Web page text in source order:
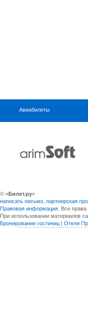
Авиабилеты
© «Билет.ру»
написать письмо партнерская
Правовая информация . Все
При использовании материалов
Бронирование гостиниц | Отели